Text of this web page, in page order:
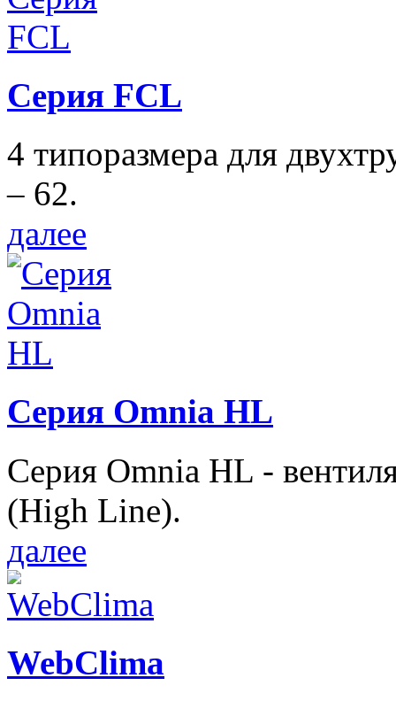
Серия FCL
4 типоразмера для
– 62.
далее
Серия Omnia HL
Серия Omnia HL -
(High Line).
далее
WebClima